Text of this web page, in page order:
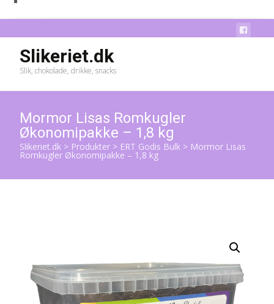
Slikeriet.dk
Slik, chokolade, drikke, snacks
Mormor Lisas Romkugler
Økonomipakke – 1,8 kg
Slikeriet.dk > Produkter > ERT Godis Bulk > Mormor Lisas
Romkugler Økonomipakke – 1,8 kg